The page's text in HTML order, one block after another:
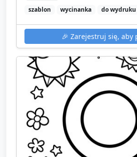
szablon
wycinanka do wydruku
🎉 Zarejestruj się, aby